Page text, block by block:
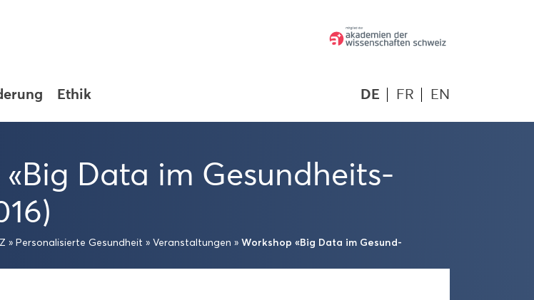
Ethik DE FR EN
Data im Ge­sund­heits­
» Per­so­na­li­sier­te Ge­sund­heit » Ver­an­stal­tun­gen » Work­shop «Big Data im Ge­sund­